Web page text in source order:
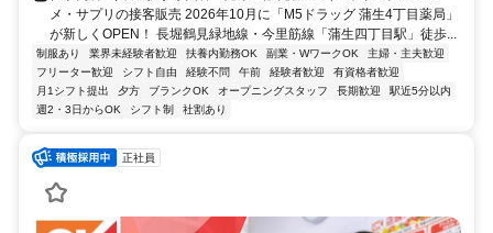
メ・サプリの接客販売 2026年10月に「M5ドラッグ 蒲生4丁目薬局」
が新しくOPEN！ 長堀鶴見緑地線・今里筋線「蒲生四丁目駅」徒歩...
制服あり 業界未経験者歓迎 扶養内勤務OK 副業・WワークOK
主婦・主夫歓迎
フリーター歓迎
シフト自由 経験不問 午前 経験者歓迎
有資格者歓迎
月1シフト提出
夕方 ブランクOK オープニングスタッフ 長期歓迎
駅近5分以内
週2・3日からOK
シフト制 社割あり
正社員